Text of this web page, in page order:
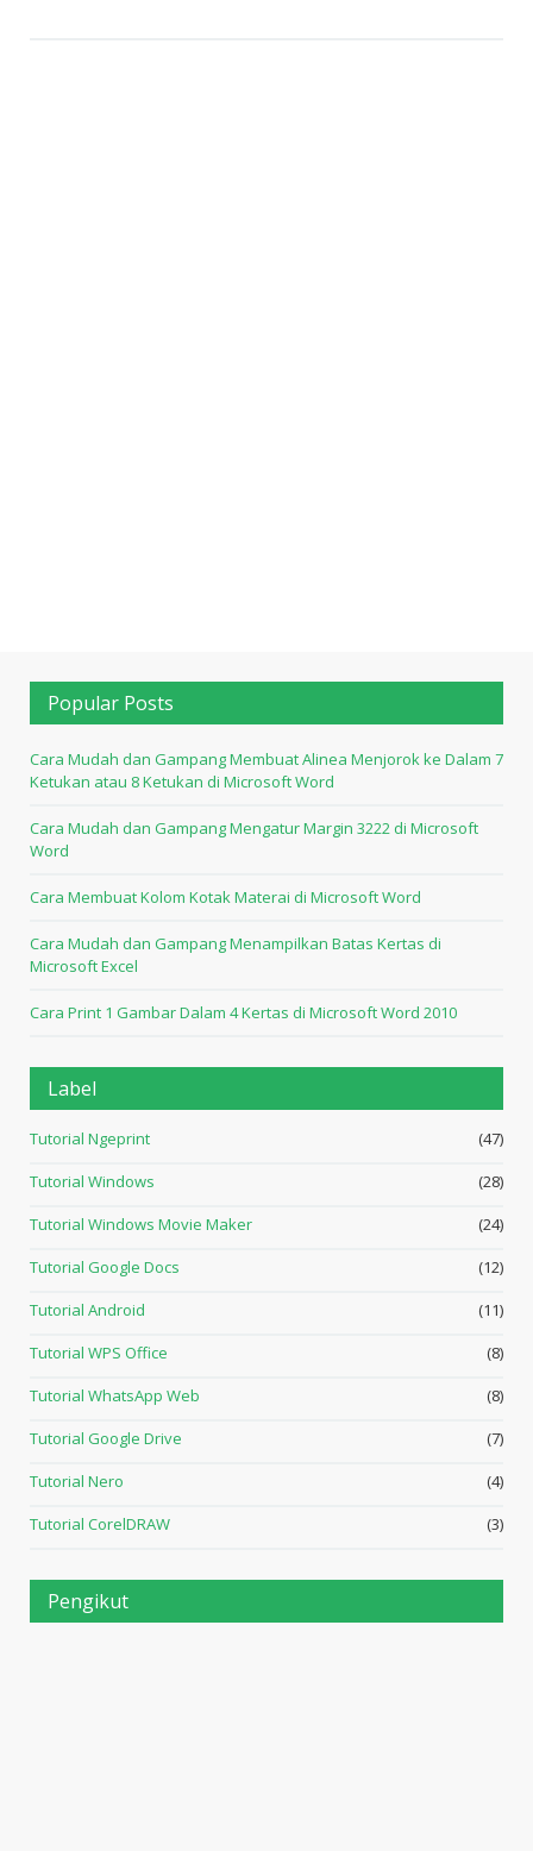
Popular Posts
Cara Mudah dan Gampang Membuat Alinea Menjorok ke Dalam 7
Ketukan atau 8 Ketukan di Microsoft Word
Cara Mudah dan Gampang Mengatur Margin 3222 di Microsoft
Word
Cara Membuat Kolom Kotak Materai di Microsoft Word
Cara Mudah dan Gampang Menampilkan Batas Kertas di
Microsoft Excel
Cara Print 1 Gambar Dalam 4 Kertas di Microsoft Word 2010
Label
Tutorial Ngeprint
(47)
Tutorial Windows
(28)
Tutorial Windows Movie Maker
(24)
Tutorial Google Docs
(12)
Tutorial Android
(11)
Tutorial WPS Office
(8)
Tutorial WhatsApp Web
(8)
Tutorial Google Drive
(7)
Tutorial Nero
(4)
Tutorial CorelDRAW
(3)
Pengikut